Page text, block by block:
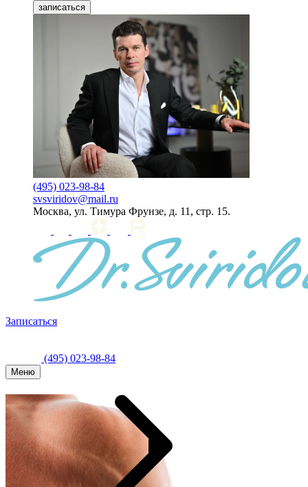
записаться
(495) 023-98-84
svsviridov@mail.ru
Москва, ул. Тимура Фрунзе, д. 11, стр. 15.
Записаться
(495) 023-98-84
Меню